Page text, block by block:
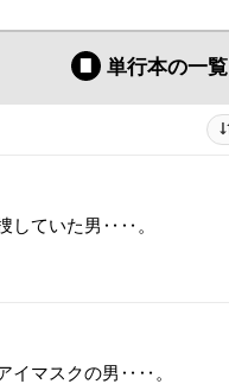
単行本の一覧
していた男‥‥。
イマスクの男‥‥。